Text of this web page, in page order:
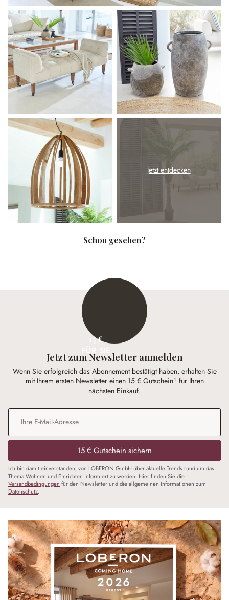
Jetzt entdecken
Schon gesehen?
15 €
Jetzt zum Newsletter anmelden
Wenn Sie erfolgreich das Abonnement bestätigt haben, erhalten Sie
mit Ihrem ersten Newsletter einen 15 € Gutschein¹ für Ihren
nächsten Einkauf.
E-Mail-Adresse
15 € Gutschein sichern
Ich bin damit einverstanden, von LOBERON GmbH über aktuelle Trends rund um das
Thema Wohnen und Einrichten informiert zu werden. Hier finden Sie die
Versandbedingungen für den Newsletter und die allgemeinen Informationen zum
Datenschutz.